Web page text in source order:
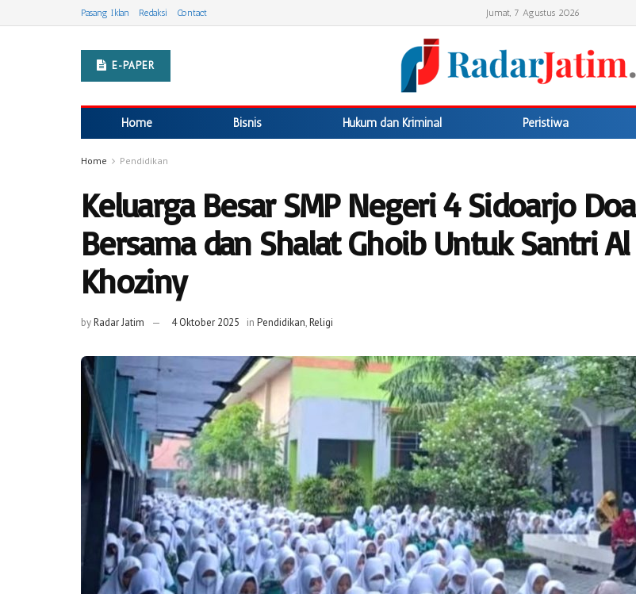
Pasang Iklan Redaksi Contact Jumat, 7 Agustus 2026
E-PAPER
Home Bisnis Hukum dan Kriminal Peristiwa
Home Pendidikan
Keluarga Besar SMP Negeri 4 Sidoarjo Doa
Bersama dan Shalat Ghoib Untuk Santri Al
Khoziny
byRadar Jatim 4 Oktober 2025 in Pendidikan,Religi